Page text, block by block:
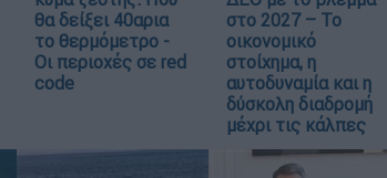
θα δείξει 40αρια
το θερμόμετρο -
Οι περιοχές σε red
code
στο 2027 – Το
οικονομικό
στοίχημα, η
αυτοδυναμία και η
δύσκολη διαδρομή
μέχρι τις κάλπες